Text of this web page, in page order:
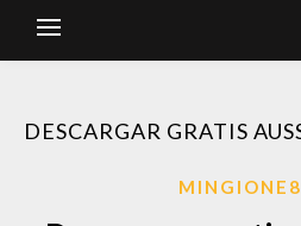
DESCARGAR GRATIS